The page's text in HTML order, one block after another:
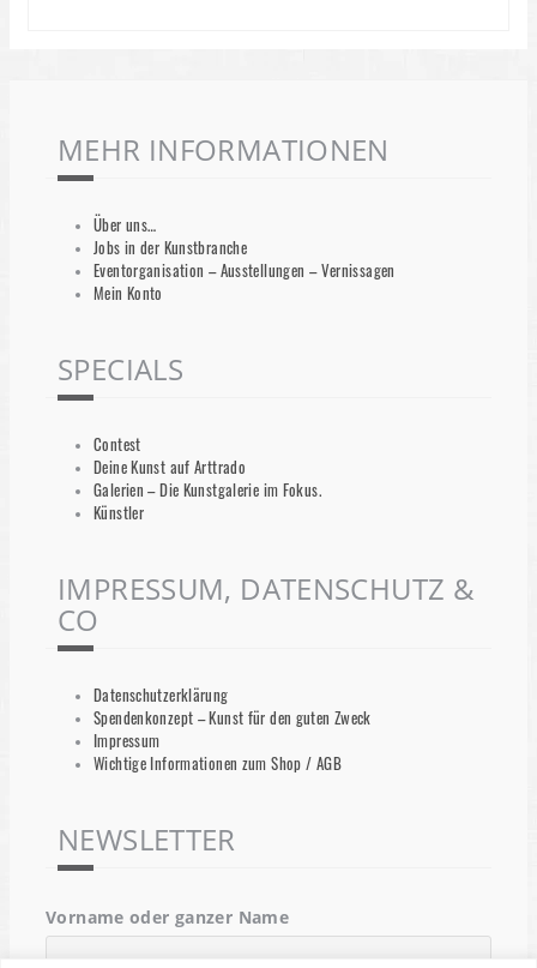
MEHR INFORMATIONEN
Über uns…
Jobs in der Kunstbranche
Eventorganisation – Ausstellungen – Vernissagen
Mein Konto
SPECIALS
Contest
Deine Kunst auf Arttrado
Galerien – Die Kunstgalerie im Fokus.
Künstler
IMPRESSUM, DATENSCHUTZ &
CO
Datenschutzerklärung
Spendenkonzept – Kunst für den guten Zweck
Impressum
Wichtige Informationen zum Shop / AGB
NEWSLETTER
Vorname oder ganzer Name